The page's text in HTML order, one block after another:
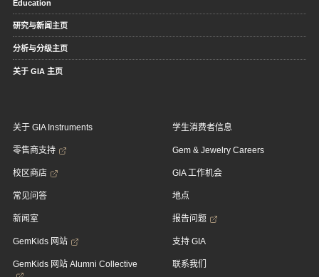
Education
研究与新闻主页
分析与分级主页
关于 GIA 主页
关于 GIA Instruments
零售商支持
校区商店
常见问答
新闻室
GemKids 网站
GemKids 网站 Alumni Collective
学生消费者信息
Gem & Jewelry Careers
GIA 工作机会
地点
报告问题
支持 GIA
联系我们